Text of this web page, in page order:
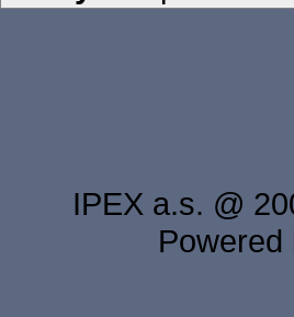
IPEX a.s. @
Powered